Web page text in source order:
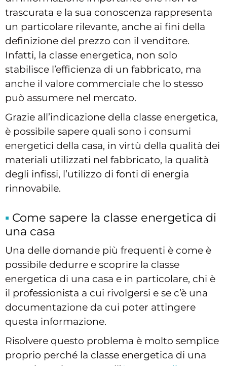
trascurata e la sua conoscenza rappresenta
un particolare rilevante, anche ai fini della
definizione del prezzo con il venditore.
Infatti, la classe energetica, non solo
stabilisce l’efficienza di un fabbricato, ma
anche il valore commerciale che lo stesso
può assumere nel mercato.
Grazie all’indicazione della classe energetica,
è possibile sapere quali sono i consumi
energetici della casa, in virtù della qualità dei
materiali utilizzati nel fabbricato, la qualità
degli infissi, l’utilizzo di fonti di energia
rinnovabile.
Come sapere la classe energetica di
una casa
Una delle domande più frequenti è come è
possibile dedurre e scoprire la classe
energetica di una casa e in particolare, chi è
il professionista a cui rivolgersi e se c’è una
documentazione da cui poter attingere
questa informazione.
Risolvere questo problema è molto semplice
proprio perché la classe energetica di una